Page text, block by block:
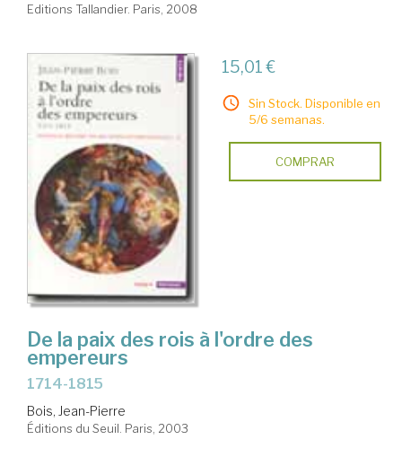
Editions Tallandier. Paris, 2008
15,01 €
Sin Stock. Disponible en
5/6 semanas.
COMPRAR
De la paix des rois à l'ordre des
empereurs
1714-1815
Bois, Jean-Pierre
Éditions du Seuil. Paris, 2003